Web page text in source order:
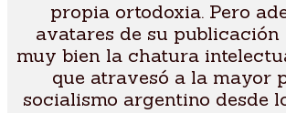
propia ortodoxia. Pero
avatares de su publicación
muy bien la chatura
que atravesó a la mayor
socialismo argentino desde